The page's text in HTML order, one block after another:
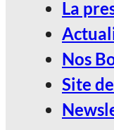
La
Nos
Site